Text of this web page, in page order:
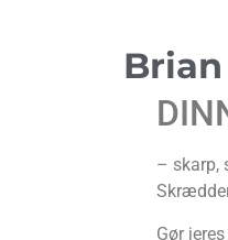
– skarp,
Gør